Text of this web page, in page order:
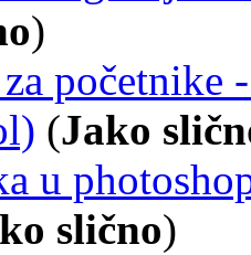
)
(Jako
u
slično)